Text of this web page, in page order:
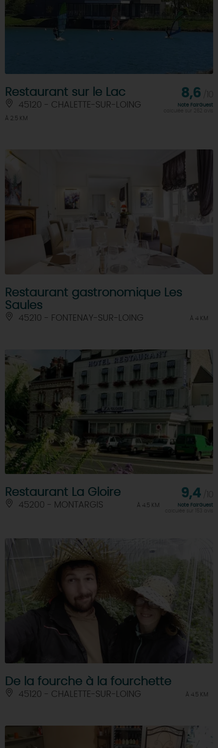
TOUT L'AGENDA
Restaurant sur le Lac
45120 - CHALETTE-SUR-LOING
À 2.5 KM
8,6
Note FairGuest
calculée sur 262 avis
Restaurant gastronomique Les
Saules
45210 - FONTENAY-SUR-LOING À 4 KM
Restaurant La Gloire
45200 - MONTARGIS À 4.5 KM
9,4
Note FairGuest
calculée sur 153 avis
De la fourche à la fourchette
45120 - CHALETTE-SUR-LOING À 4.5 KM